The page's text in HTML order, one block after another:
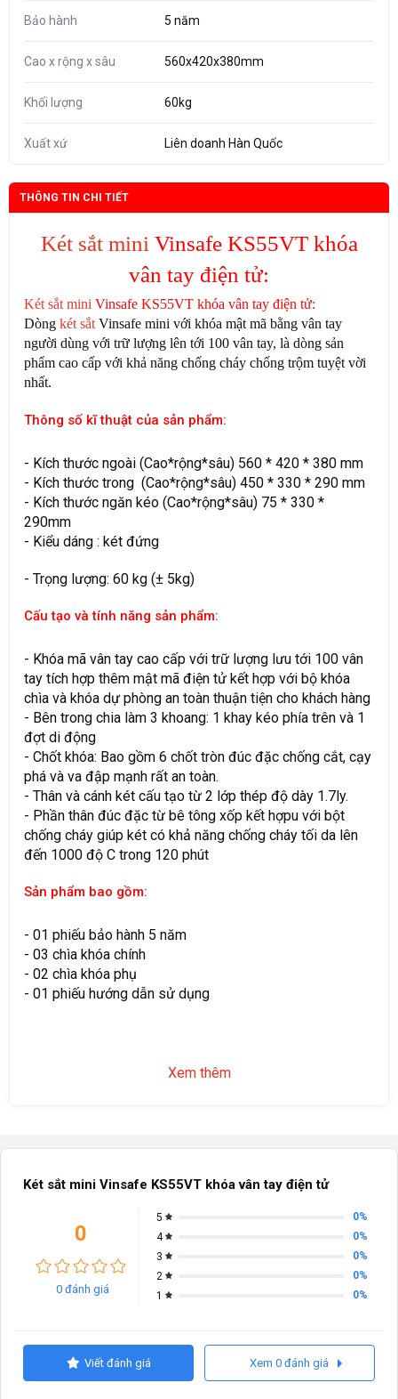
THÔNG TIN CHI TIẾT
Két sắt mini Vinsafe KS55VT khóa
vân tay điện tử:
Két sắt mini Vinsafe KS55VT khóa vân tay điện tử:
Dòng két sắt Vinsafe mini với khóa mật mã bằng vân tay
người dùng với trữ lượng lên tới 100 vân tay, là dòng sản
phẩm cao cấp với khả năng chống cháy chống trộm tuyệt vời
nhất.
Thông số kĩ thuật của sản phẩm:
- Kích thước ngoài (Cao*rộng*sâu) 560 * 420 * 380 mm
- Kích thước trong (Cao*rộng*sâu) 450 * 330 * 290 mm
- Kích thước ngăn kéo (Cao*rộng*sâu) 75 * 330 *
290mm
- Kiểu dáng : két đứng
- Trọng lượng: 60 kg (± 5kg)
Cấu tạo và tính năng sản phẩm:
- Khóa mã vân tay cao cấp với trữ lượng lưu tới 100 vân
tay tích hợp thêm mật mã điện tử kết hợp với bộ khóa
chìa và khóa dự phòng an toàn thuận tiện cho khách hàng
- Bên trong chia làm 3 khoang: 1 khay kéo phía trên và 1
đợt di động
- Chốt khóa: Bao gồm 6 chốt tròn đúc đặc chống cắt, cạy
phá và va đập mạnh rất an toàn.
- Thân và cánh két cấu tạo từ 2 lớp thép độ dày 1.7ly.
- Phần thân đúc đặc từ bê tông xốp kết hợpu với bột
chống cháy giúp két có khả năng chống cháy tối da lên
đến 1000 độ C trong 120 phút
Sản phẩm bao gồm:
- 01 phiếu bảo hành 5 năm
- 03 chìa khóa chính
- 02 chìa khóa phụ
- 01 phiếu hướng dẫn sử dụng
Xem thêm
Bảo hành 5 năm
Cao x rộng x sâu 560x420x380mm
Khối lượng 60kg
Xuất xứ Liên doanh Hàn Quốc
Két sắt mini Vinsafe KS55VT khóa vân tay điện tử
0
0 đánh giá
5
0%
4
0%
3
0%
2
0%
1
0%
Viết đánh giá Xem 0 đánh giá